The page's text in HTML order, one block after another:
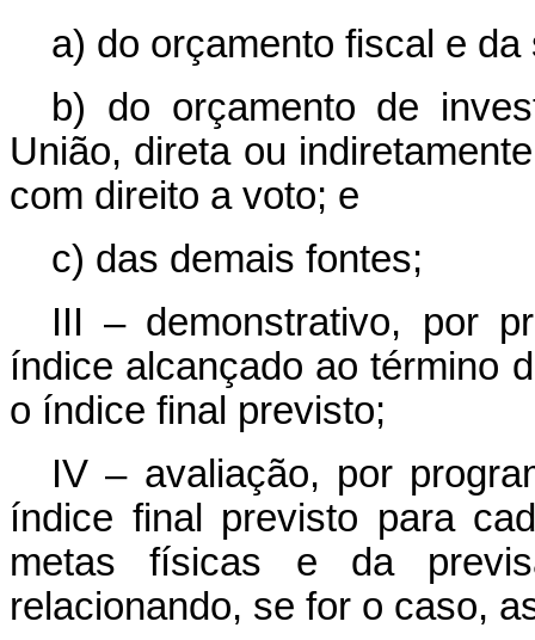
a) do orçamento fiscal e
b) do orçamento de
União, direta ou
com direito a voto; e
c) das demais fontes;
III – demonstrativo, por
índice alcançado ao término
o índice final previsto;
IV – avaliação, por
índice final previsto para
metas físicas e da
relacionando, se for o caso,